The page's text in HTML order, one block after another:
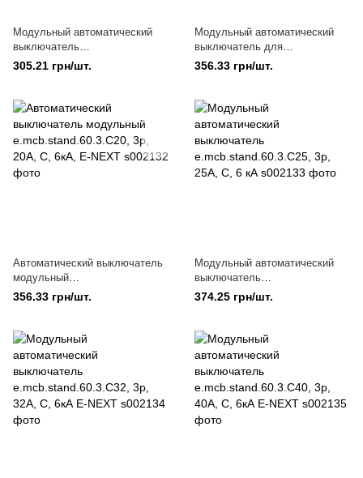
Модульный автоматический
выключатель
e.mcb.stand.60.2.C63, 2р, 63А,
305.21 грн/шт.
Модульный автоматический
выключатель для
низковольтных сетей
e.mcb.stand.60.3.C16, 3р, 16А,
356.33 грн/шт.
Автоматический выключатель
модульный
e.mcb.stand.60.3.C20, 3р, 20А,
C, 6кА, E-NEXT
356.33 грн/шт.
Модульный автоматический
выключатель
e.mcb.stand.60.3.C25, 3р, 25А,
374.25 грн/шт.